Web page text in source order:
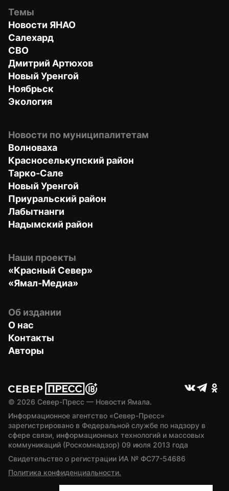
Темы
Новости ЯНАО
Салехард
СВО
Дмитрий Артюхов
Новый Уренгой
Ноябрьск
Экология
Новости по муниципалитетам
Волноваха
Красноселькупский район
Тарко-Сале
Новый Уренгой
Приуральский район
Лабытнанги
Надымский район
Наши проекты
«Красный Север»
«Ямал-Медиа»
Об издании
О нас
Контакты
Авторы
© 2026 Север-Пресс — Новости Ямала.
Информационное агентство «Север-Пресс»
зарегистрировано в Федеральной службе по надзору в
сфере связи, информационных технологий и массовых
коммуникаций (Роскомнадзор) 09 июля 2013 года
Свидетельство о регистрации ИА № ФС77-54686
Политика конфиденциальности.